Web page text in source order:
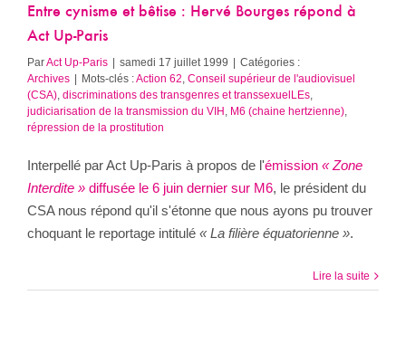
Entre cynisme et bêtise : Hervé Bourges répond à
Act Up-Paris
ParAct Up-Paris | samedi 17 juillet 1999 | Catégories :
Archives | Mots-clés :Action 62 Conseil supérieur de l'audiovisuel
(CSA) discriminations des transgenres et transsexuelLEs
judiciarisation de la transmission du VIH M6 (chaine hertzienne)
répression de la prostitution
Interpellé par Act Up-Paris à propos de l'émission « Zone
Interdite » diffusée le 6 juin dernier sur M6, le président du
CSA nous répond qu'il s'étonne que nous ayons pu trouver
choquant le reportage intitulé « La filière équatorienne ».
Lire la suite